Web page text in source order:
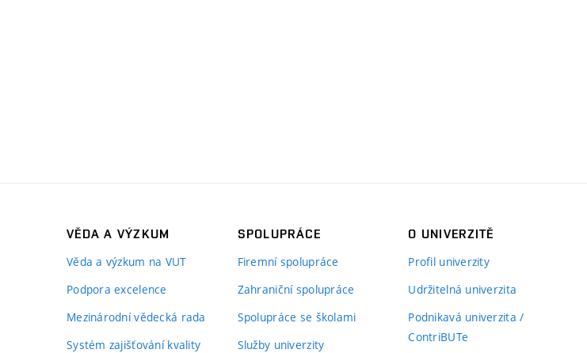
VĚDA A VÝZKUM
Věda a výzkum na VUT
Podpora excelence
Mezinárodní vědecká rada
Systém zajišťování kvality
SPOLUPRÁCE
Firemní spolupráce
Zahraniční spolupráce
Spolupráce se školami
Služby univerzity
O UNIVERZITĚ
Profil univerzity
Udržitelná univerzita
Podnikavá univerzita /
ContriBUTe